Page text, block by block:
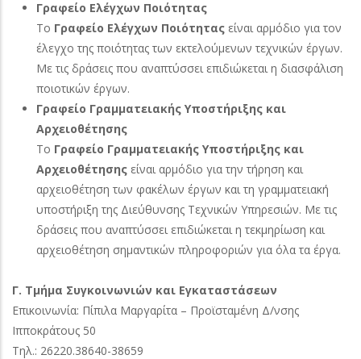
Γραφείο Ελέγχων Ποιότητας
Το Γραφείο Ελέγχων Ποιότητας είναι αρμόδιο για τον
έλεγχο της ποιότητας των εκτελούμενων τεχνικών έργων.
Με τις δράσεις που αναπτύσσει επιδιώκεται η διασφάλιση
ποιοτικών έργων.
Γραφείο Γραμματειακής Υποστήριξης και
Αρχειοθέτησης
Το Γραφείο Γραμματειακής Υποστήριξης και
Αρχειοθέτησης είναι αρμόδιο για την τήρηση και
αρχειοθέτηση των φακέλων έργων και τη γραμματειακή
υποστήριξη της Διεύθυνσης Τεχνικών Υπηρεσιών. Με τις
δράσεις που αναπτύσσει επιδιώκεται η τεκμηρίωση και
αρχειοθέτηση σημαντικών πληροφοριών για όλα τα έργα.
Γ. Τμήμα Συγκοινωνιών και Εγκαταστάσεων
Επικοινωνία: Πίπιλα Μαργαρίτα – Προϊσταμένη Δ/νσης
Ιπποκράτους 50
Τηλ.: 26220.38640-38659